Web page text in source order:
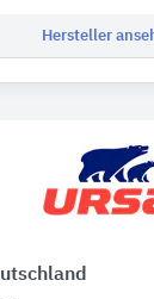
Hersteller